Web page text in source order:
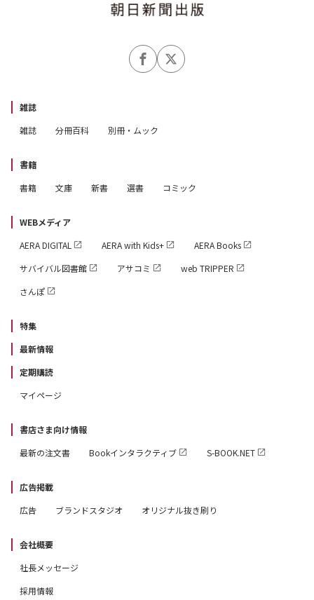
雑誌
雑誌
分冊百科 別冊・ムック
書籍
書籍
文庫 新書 選書 コミック
WEBメディア
AERA DIGITAL
AERA with Kids+
AERA Books
サバイバル図書館
アサコミ
web TRIPPER
さんぽ
特集
最新情報
定期購読
マイページ
書店さま向け情報
最新の注文書
Bookインタラクティブ S-BOOK.NET
広告掲載
広告
ブランドスタジオ オリジナル抜き刷り
会社概要
社長メッセージ
採用情報